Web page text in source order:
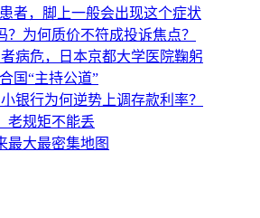
者，脚上一般会出现这个症状
为何质价不符成投诉焦点？
病危，日本京都大学医院鞠躬
国“主持公道”
银行为何逆势上调存款利率？
老规矩不能丢
最大最密集地图